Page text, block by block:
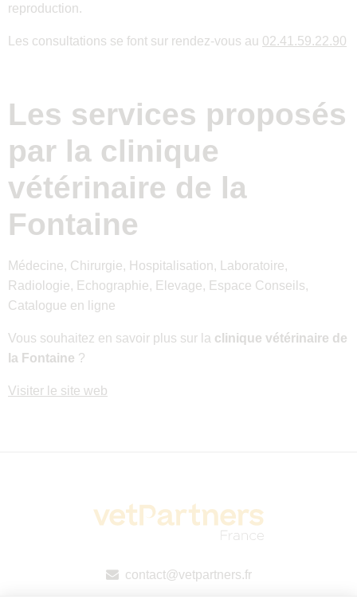
reproduction.
Les consultations se font sur rendez-vous au 02.41.59.22.90
Les services proposés
par la clinique
vétérinaire de la
Fontaine
Médecine, Chirurgie, Hospitalisation, Laboratoire,
Radiologie, Echographie, Elevage, Espace Conseils,
Catalogue en ligne
Vous souhaitez en savoir plus sur la clinique vétérinaire de
la Fontaine ?
Visiter le site web
contact@vetpartners.fr